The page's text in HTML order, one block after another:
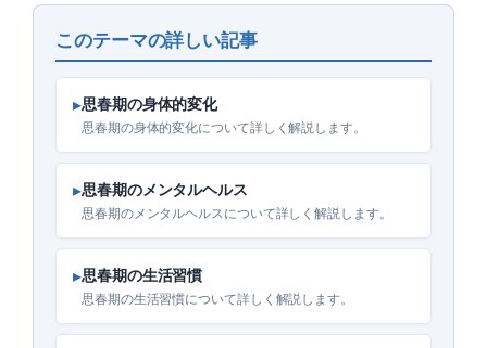
このテーマの詳しい記事
▸思春期の身体的変化
思春期の身体的変化について詳しく解説します。
▸思春期のメンタルヘルス
思春期のメンタルヘルスについて詳しく解説します。
▸思春期の生活習慣
思春期の生活習慣について詳しく解説します。